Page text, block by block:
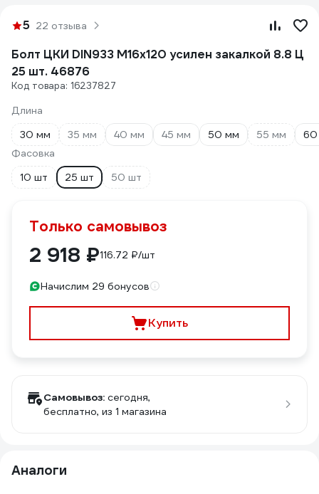
5 22 отзыва
Болт ЦКИ DIN933 М16х120 усилен закалкой 8.8 Ц
25 шт. 46876
Код товара: 16237827
Длина
30 мм
35 мм 40 мм 45 мм 50 мм 55 мм
Фасовка
10 шт
25 шт 50 шт
Только самовывоз
2 918 ₽116.72 ₽/шт
Начислим 29 бонусов
Купить
Самовывоз: сегодня,
бесплатно, из 1 магазина
Аналоги